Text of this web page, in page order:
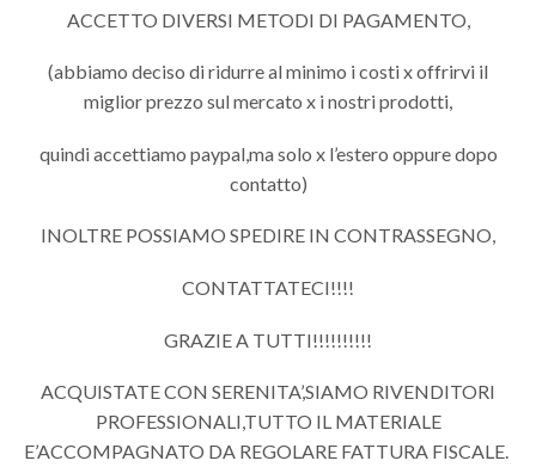
ACCETTO DIVERSI METODI DI PAGAMENTO,
(abbiamo deciso di ridurre al minimo i costi x offrirvi il
miglior prezzo sul mercato x i nostri prodotti,
quindi accettiamo paypal,ma solo x l’estero oppure dopo
contatto)
INOLTRE POSSIAMO SPEDIRE IN CONTRASSEGNO,
CONTATTATECI!!!!
GRAZIE A TUTTI!!!!!!!!!!
ACQUISTATE CON SERENITA’,SIAMO RIVENDITORI
PROFESSIONALI,TUTTO IL MATERIALE
E’ACCOMPAGNATO DA REGOLARE FATTURA FISCALE.